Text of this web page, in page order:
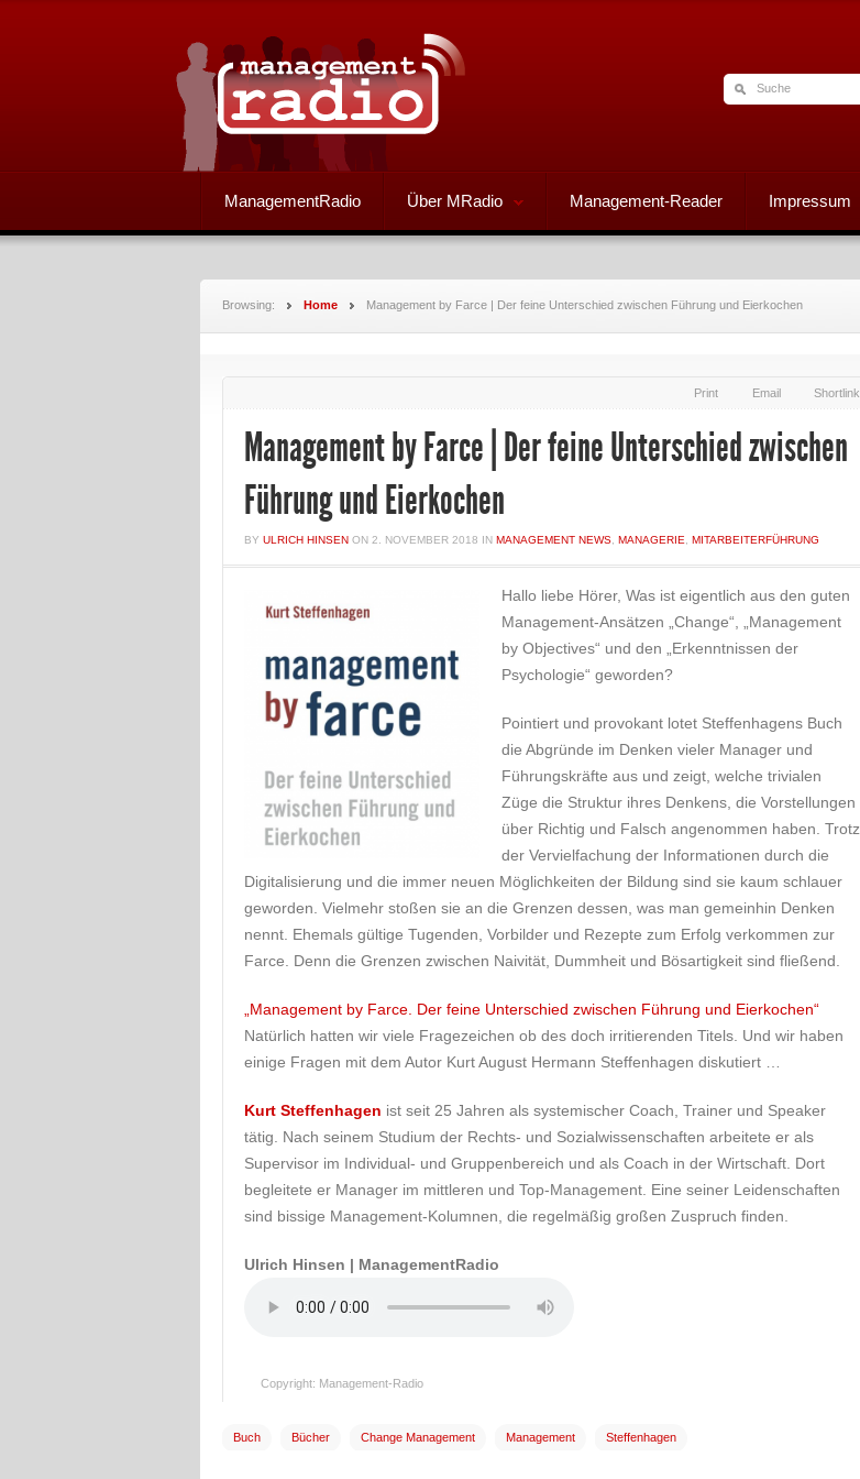
ManagementRadio Über MRadio Management-Reader Impressum
Browsing: Home Management by Farce | Der feine Unterschied zwischen Führung und Eierkochen
Print Email Shortlink
Management by Farce | Der feine Unterschied zwischen
Führung und Eierkochen
BY ULRICH HINSEN ON 2. NOVEMBER 2018 IN MANAGEMENT NEWS MANAGERIE MITARBEITERFÜHRUNG
Hallo liebe Hörer, Was ist eigentlich aus den guten
Management-Ansätzen „Change“, „Management
by Objectives“ und den „Erkenntnissen der
Psychologie“ geworden?
Pointiert und provokant lotet Steffenhagens Buch
die Abgründe im Denken vieler Manager und
Führungskräfte aus und zeigt, welche trivialen
Züge die Struktur ihres Denkens, die Vorstellungen
über Richtig und Falsch angenommen haben. Trotz
der Vervielfachung der Informationen durch die
Digitalisierung und die immer neuen Möglichkeiten der Bildung sind sie kaum schlauer
geworden. Vielmehr stoßen sie an die Grenzen dessen, was man gemeinhin Denken
nennt. Ehemals gültige Tugenden, Vorbilder und Rezepte zum Erfolg verkommen zur
Farce. Denn die Grenzen zwischen Naivität, Dummheit und Bösartigkeit sind fließend.
„Management by Farce. Der feine Unterschied zwischen Führung und Eierkochen“
Natürlich hatten wir viele Fragezeichen ob des doch irritierenden Titels. Und wir haben
einige Fragen mit dem Autor Kurt August Hermann Steffenhagen diskutiert …
Kurt Steffenhagen ist seit 25 Jahren als systemischer Coach, Trainer und Speaker
tätig. Nach seinem Studium der Rechts- und Sozialwissenschaften arbeitete er als
Supervisor im Individual- und Gruppenbereich und als Coach in der Wirtschaft. Dort
begleitete er Manager im mittleren und Top-Management. Eine seiner Leidenschaften
sind bissige Management-Kolumnen, die regelmäßig großen Zuspruch finden.
Ulrich Hinsen | ManagementRadio
Copyright: Management-Radio
Buch Bücher Change Management Management Steffenhagen